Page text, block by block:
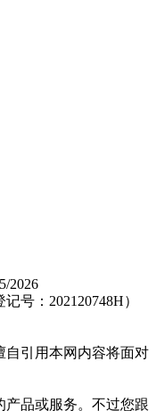
2026
号：202120748H）
自引用本网内容将面对
品或服务。不过您跟